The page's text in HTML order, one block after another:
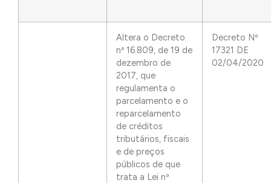
Altera o Decreto
nº 16.809, de 19 de
dezembro de
2017, que
regulamenta o
parcelamento e o
reparcelamento
de créditos
tributários, fiscais
e de preços
públicos de que
trata a Lei nº
Decreto Nº
17321 DE
02/04/2020